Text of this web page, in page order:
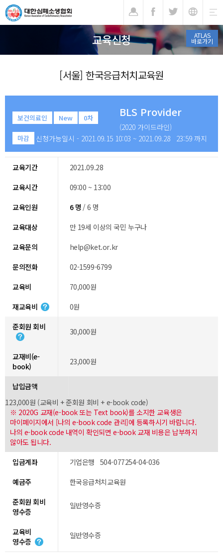
ATLAS
바로가기
교육신청
[서울] 한국응급처치교육원
보건의료인 New 0차 BLS Provider
(2020 가이드라인)
마감 신청가능일시 - 2021.09.15 10:03 ~ 2021.09.28 23:59 까지
교육기간
2021.09.28
교육시간
09:00 ~ 13:00
교육인원
6 명 / 6 명
교육대상
만 19세 이상의 국민 누구나
교육문의
help@ket.or.kr
문의전화
02-1599-6799
교육비
70,000원
재교육비
0원
준회원 회비
30,000원
교재비(e-
book)
23,000원
납입금액
123,000원 (교육비 + 준회원 회비 + e-book code)
※ 2020G 교재(e-book 또는 Text book)를 소지한 교육생은
마이페이지에서 [나의 e-book code 관리]에 등록하시기 바랍니다.
나의 e-book code 내역이 확인되면 e-book 교재 비용은 납부하지
않아도 됩니다.
입금계좌
기업은행 504-077254-04-036
예금주
한국응급처치교육원
준회원 회비
영수증
일반영수증
교육비
영수증
일반영수증